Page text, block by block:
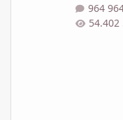
a parte Inizierei dal capire che genere di